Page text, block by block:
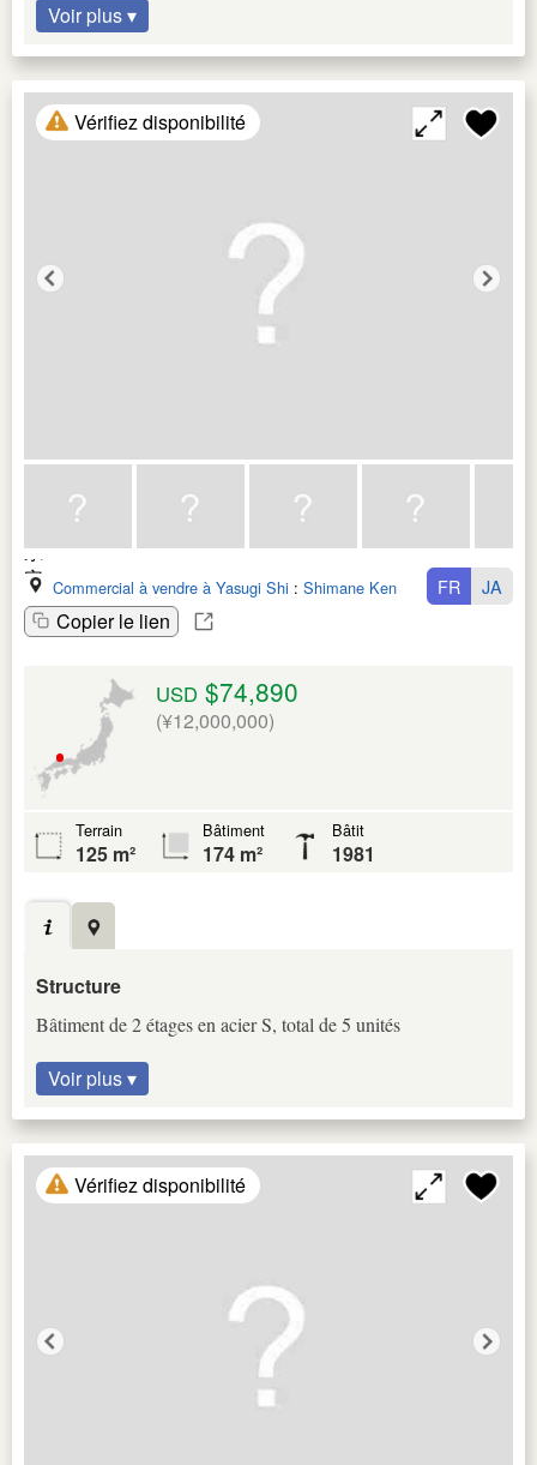
Voir plus ▾
Vérifiez disponibilité
Commercial à vendre à Yasugi Shi : Shimane Ken
Copier le lien
FR JA
USD $74,890
(¥12,000,000)
Terrain
125 m²
Bâtiment
174 m²
Bâtit
1981
Structure
Bâtiment de 2 étages en acier S, total de 5 unités
Voir plus ▾
Vérifiez disponibilité